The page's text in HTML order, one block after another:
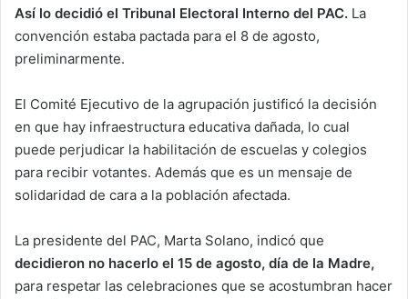
Así lo decidió el Tribunal Electoral Interno del PAC. La
convención estaba pactada para el 8 de agosto,
preliminarmente.
El Comité Ejecutivo de la agrupación justificó la decisión
en que hay infraestructura educativa dañada, lo cual
puede perjudicar la habilitación de escuelas y colegios
para recibir votantes. Además que es un mensaje de
solidaridad de cara a la población afectada.
La presidente del PAC, Marta Solano, indicó que
decidieron no hacerlo el 15 de agosto, día de la Madre,
para respetar las celebraciones que se acostumbran hacer